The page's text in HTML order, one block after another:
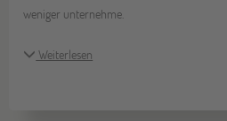
weniger unternehme.
Weiterlesen